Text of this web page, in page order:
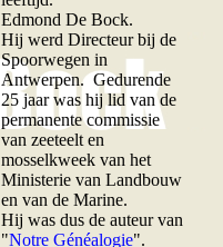
Edmond De Bock.
Hij werd Directeur bij de
Spoorwegen in
Antwerpen. Gedurende
25 jaar was hij lid van de
permanente commissie
van zeeteelt en
mosselkweek van het
Ministerie van Landbouw
en van de Marine.
Hij was dus de auteur van
"Notre Généalogie".